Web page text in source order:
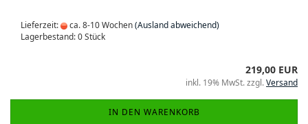
Lieferzeit: ca. 8-10 Wochen(Ausland abweichend)
Lagerbestand: 0 Stück
219,00 EUR
inkl. 19% MwSt. zzgl.Versand
IN DEN WARENKORB